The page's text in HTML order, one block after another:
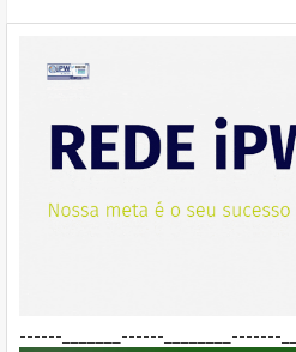
------_______------________-------___